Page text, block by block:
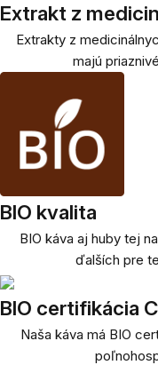
Extrakt z
Extrakty z
majú
BIO kvalita
BIO káva aj huby tej
ďalších pre
BIO certifikácia
Naša káva má BIO